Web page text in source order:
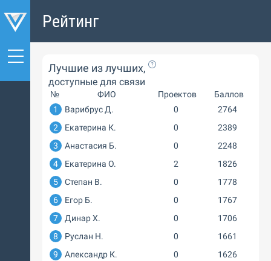
Рейтинг
Лучшие из лучших,
доступные для связи
№ ФИО Проектов
Баллов
1
Варибрус Д. 0
2764
2
Екатерина К. 0
2389
3
Анастасия Б. 0
2248
4
Екатерина О. 2
1826
5
Степан В. 0
1778
6
Егор Б. 0
1767
7
Динар Х. 0
1706
8
Руслан Н. 0
1661
9
Александр К. 0
1626